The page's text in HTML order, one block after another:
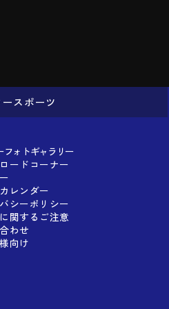
スポーツ
フォトギャラリー
ードコーナー
レンダー
シーポリシー
関するご注意
わせ
向け